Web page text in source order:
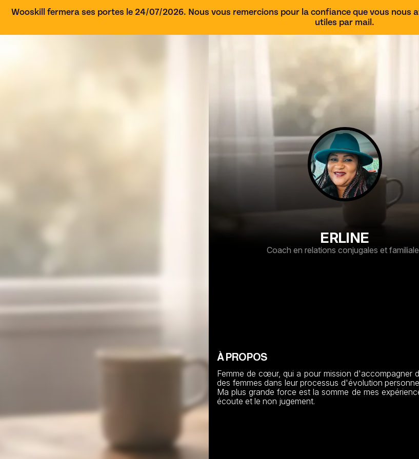
Wooskill fermera ses portes le 24/07/2026. Nous vous remercions pour la confiance que vous
utiles par mail.
ERLINE
Coach en relations conjugales et
À PROPOS
Femme de cœur, qui a pour mission d'accompagner
des femmes dans leur processus d'évolution
Ma plus grande force est la somme de mes
écoute et le non jugement.